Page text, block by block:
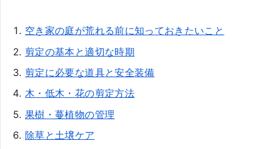
空き家の庭が荒れる前に知っておきたいこと
剪定の基本と適切な時期
剪定に必要な道具と安全装備
木・低木・花の剪定方法
果樹・蔓植物の管理
除草と土壌ケア